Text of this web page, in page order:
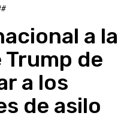
a la
de
a los
de asilo